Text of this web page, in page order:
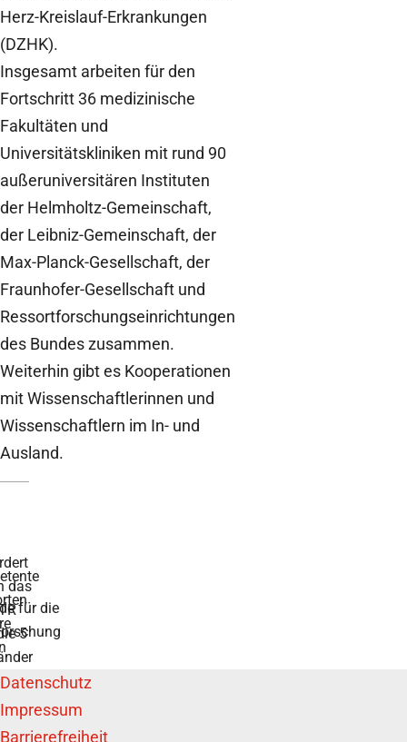
Herz-Kreislauf-Erkrankungen
(DZHK).
Insgesamt arbeiten für den
Fortschritt 36 medizinische
Fakultäten und
Universitätskliniken mit rund 90
außeruniversitären Instituten
der Helmholtz-Gemeinschaft,
der Leibniz-Gemeinschaft, der
Max-Planck-Gesellschaft, der
Fraunhofer-Gesellschaft und
Ressortforschungseinrichtungen
des Bundes zusammen.
Weiterhin gibt es Kooperationen
mit Wissenschaftlerinnen und
Wissenschaftlern im In- und
Ausland.
für die
das
5
Datenschutz
Impressum
Barrierefreiheit